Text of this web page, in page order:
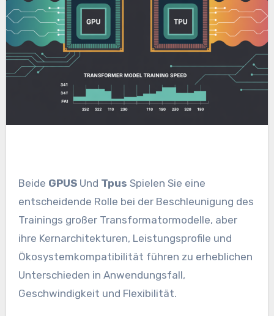
Beide GPUSUnd Tpus Spielen Sie eine
entscheidende Rolle bei der Beschleunigung des
Trainings großer Transformatormodelle, aber
ihre Kernarchitekturen, Leistungsprofile und
Ökosystemkompatibilität führen zu erheblichen
Unterschieden in Anwendungsfall,
Geschwindigkeit und Flexibilität.